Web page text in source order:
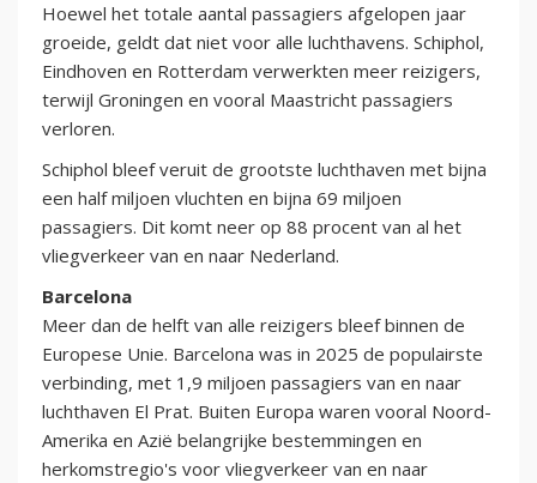
Hoewel het totale aantal passagiers afgelopen jaar
groeide, geldt dat niet voor alle luchthavens. Schiphol,
Eindhoven en Rotterdam verwerkten meer reizigers,
terwijl Groningen en vooral Maastricht passagiers
verloren.
Schiphol bleef veruit de grootste luchthaven met bijna
een half miljoen vluchten en bijna 69 miljoen
passagiers. Dit komt neer op 88 procent van al het
vliegverkeer van en naar Nederland.
Barcelona
Meer dan de helft van alle reizigers bleef binnen de
Europese Unie. Barcelona was in 2025 de populairste
verbinding, met 1,9 miljoen passagiers van en naar
luchthaven El Prat. Buiten Europa waren vooral Noord-
Amerika en Azië belangrijke bestemmingen en
herkomstregio's voor vliegverkeer van en naar